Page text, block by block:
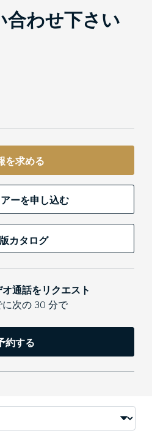
合わせ下さい
を求める
ーを申し込む
カタログ
オ通話をリクエスト
次の 30 分で
約する